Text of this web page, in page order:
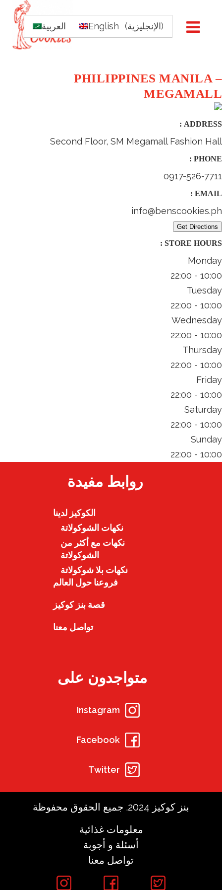
العربية English (الإنجليزية)
PHILIPPINES MANILA –
MEGAMALL
ADDRESS :
Second Floor, SM Megamall Fashion Hall
PHONE :
0917-526-7711
EMAIL :
info@benscookies.ph
Get Directions
STORE HOURS :
Monday
10:00 - 22:00
Tuesday
10:00 - 22:00
Wednesday
10:00 - 22:00
Thursday
10:00 - 22:00
Friday
10:00 - 22:00
Saturday
10:00 - 22:00
Sunday
10:00 - 22:00
روابط مفيدة
الكوكيز لدينا
نكهات الشوكولاتة
نكهات مع أكثر من
الشوكولاتة
نكهات بلا شوكولاتة
فروعنا حول العالم
قصة بنز كوكيز
تواصل معنا
متواجدون على
Instagram
Facebook
Twitter
بنز كوكيز 2024. جميع الحقوق محفوظة
معلومات غذائية
أسئلة و أجوبة
تواصل معنا